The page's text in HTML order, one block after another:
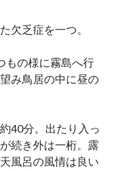
欠乏症を一つ。
もの様に霧島へ行
み鳥居の中に昼の
40分。出たり入っ
続き外は一桁。露
風呂の風情は良い